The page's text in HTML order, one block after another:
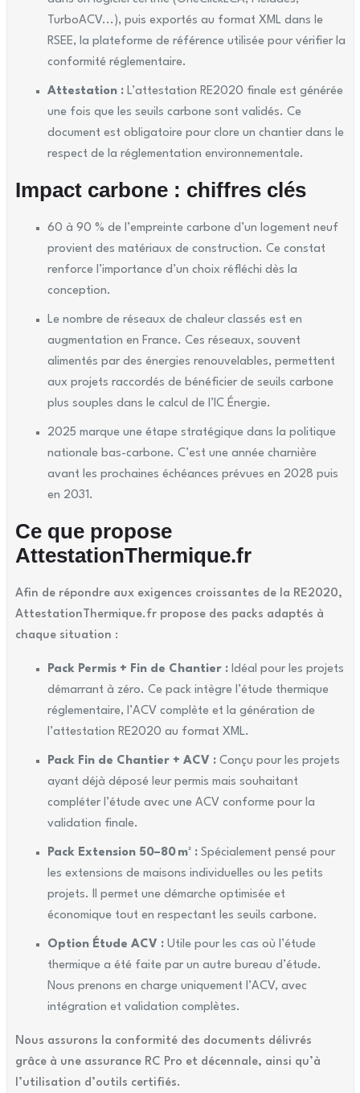
TurboACV...), puis exportés au format XML dans le
RSEE, la plateforme de référence utilisée pour vérifier la
conformité réglementaire.
Attestation :L’attestation RE2020 finale est générée
une fois que les seuils carbone sont validés. Ce
document est obligatoire pour clore un chantier dans le
respect de la réglementation environnementale.
Impact carbone : chiffres clés
60 à 90 % de l’empreinte carbone d’un logement neuf
provient des matériaux de construction. Ce constat
renforce l’importance d’un choix réfléchi dès la
conception.
Le nombre de réseaux de chaleur classés est en
augmentation en France. Ces réseaux, souvent
alimentés par des énergies renouvelables, permettent
aux projets raccordés de bénéficier de seuils carbone
plus souples dans le calcul de l’IC Énergie.
2025 marque une étape stratégique dans la politique
nationale bas-carbone. C’est une année charnière
avant les prochaines échéances prévues en 2028 puis
en 2031.
Ce que propose
AttestationThermique.fr
Afin de répondre aux exigences croissantes de la RE2020,
AttestationThermique.fr propose des packs adaptés à
chaque situation :
Pack Permis + Fin de Chantier :Idéal pour les projets
démarrant à zéro. Ce pack intègre l’étude thermique
réglementaire, l’ACV complète et la génération de
l’attestation RE2020 au format XML.
Pack Fin de Chantier + ACV :Conçu pour les projets
ayant déjà déposé leur permis mais souhaitant
compléter l’étude avec une ACV conforme pour la
validation finale.
Pack Extension 50–80 m² :Spécialement pensé pour
les extensions de maisons individuelles ou les petits
projets. Il permet une démarche optimisée et
économique tout en respectant les seuils carbone.
Option Étude ACV :Utile pour les cas où l’étude
thermique a été faite par un autre bureau d’étude.
Nous prenons en charge uniquement l’ACV, avec
intégration et validation complètes.
Nous assurons la conformité des documents délivrés
grâce à une assurance RC Pro et décennale, ainsi qu’à
l’utilisation d’outils certifiés.